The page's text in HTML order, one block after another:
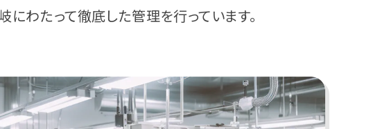
わたって徹底した管理を行っています。